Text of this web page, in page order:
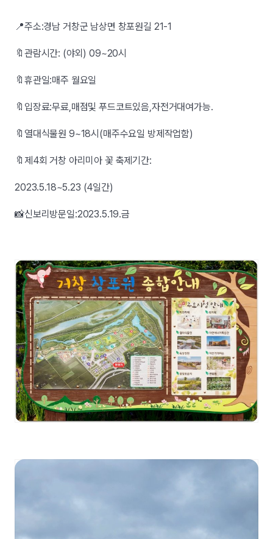
📍주소:경남 거창군 남상면 창포원길 21-1
🔖관람시간: (야외) 09~20시
🔖휴관일:매주 월요일
🔖입장료:무료,매점및 푸드코트있음,자전거대여가능.
🔖열대식물원 9~18시(매주수요일 방제작업함)
🔖제4회 거창 아리미아 꽃 축제기간:
2023.5.18~5.23 (4일간)
📸신보리방문일:2023.5.19.금